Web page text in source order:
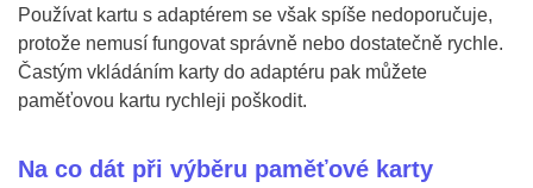
Používat kartu s adaptérem se však spíše nedoporučuje,
protože nemusí fungovat správně nebo dostatečně rychle.
Častým vkládáním karty do adaptéru pak můžete
paměťovou kartu rychleji poškodit.
Na co dát při výběru paměťové karty